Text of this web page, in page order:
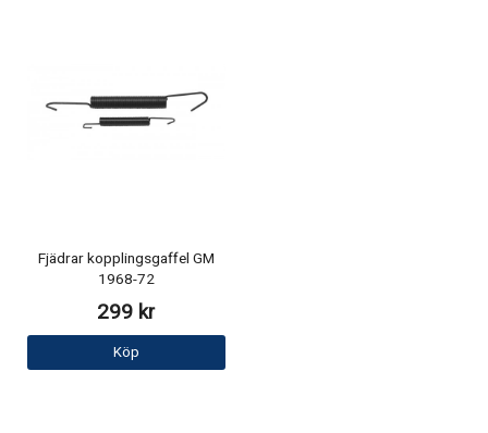
Fjädrar kopplingsgaffel GM
1968-72
299 kr
Köp